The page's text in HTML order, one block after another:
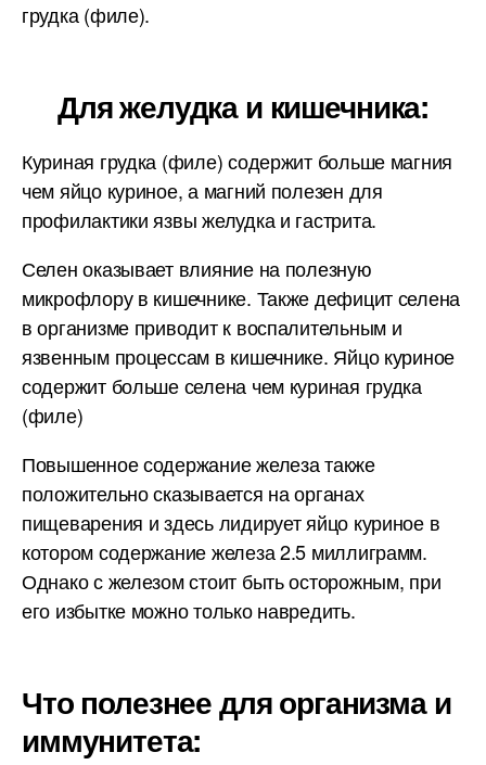
грудка (филе).
Для желудка и кишечника:
Куриная грудка (филе) содержит больше магния
чем яйцо куриное, а магний полезен для
профилактики язвы желудка и гастрита.
Селен оказывает влияние на полезную
микрофлору в кишечнике. Также дефицит селена
в организме приводит к воспалительным и
язвенным процессам в кишечнике. Яйцо куриное
содержит больше селена чем куриная грудка
(филе)
Повышенное содержание железа также
положительно сказывается на органах
пищеварения и здесь лидирует яйцо куриное в
котором содержание железа 2.5 миллиграмм.
Однако с железом стоит быть осторожным, при
его избытке можно только навредить.
Что полезнее для организма и
иммунитета: